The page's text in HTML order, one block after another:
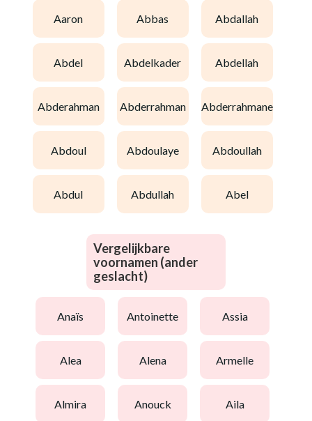
aaron abbas abdallah
abdel abdelkader abdellah
abderahman abderrahman abderrahmane
abdoul abdoulaye abdoullah
abdul abdullah abel
Vergelijkbare
voornamen (ander
geslacht)
anaïs antoinette assia
alea alena armelle
almira anouck aila